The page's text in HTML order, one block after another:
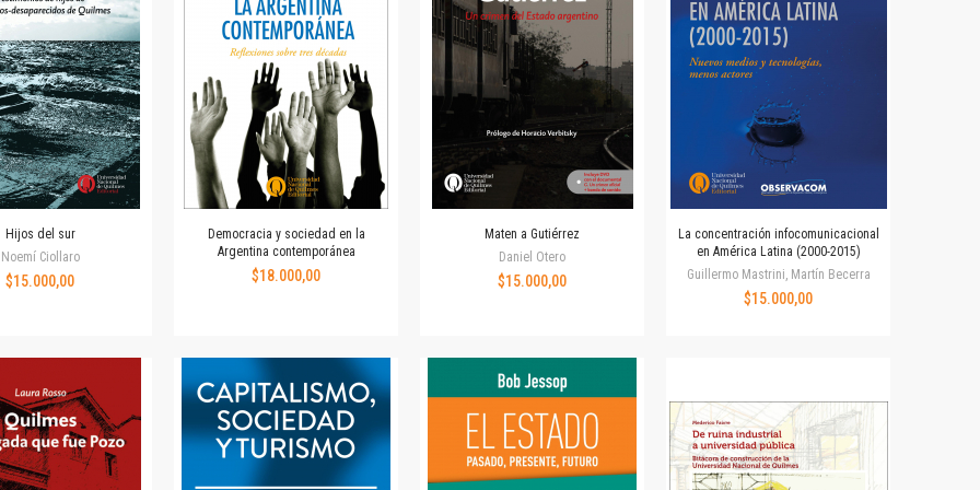
Revista de Ciencias Sociales. Segunda época
Fondo editorial
Biomedicina
Coediciones
Jornadas académicas
La ideología argentina
Libros de arte
Otros títulos
Textos para la enseñanza universitaria
Intersecciones
Convergencia. Entre memoria y sociedad
Serie Contemporánea
Unidad de Publicaciones del Departamento de Ciencia y Tecnología
Colecciones
Universidad Virtual de Quilmes
Hijos del sur
Noemí Ciollaro
$15.000,00
Democracia y sociedad en la
Argentina contemporánea
$18.000,00
Maten a Gutiérrez
Daniel Otero
$15.000,00
La concentración infocomunicacional
en América Latina (2000-2015)
Guillermo Mastrini, Martín Becerra
$15.000,00